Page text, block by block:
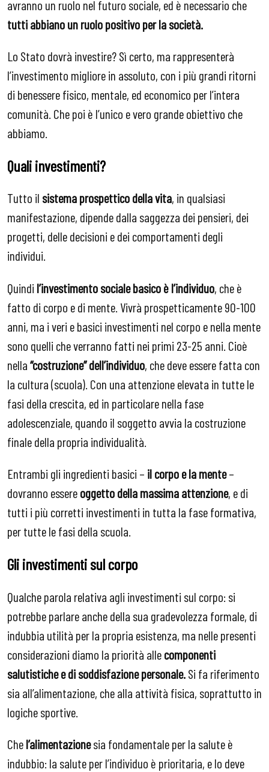
avranno un ruolo nel futuro sociale, ed è necessario che
tutti abbiano un ruolo positivo per la società.
Lo Stato dovrà investire? Sì certo, ma rappresenterà
l’investimento migliore in assoluto, con i più grandi ritorni
di benessere fisico, mentale, ed economico per l’intera
comunità. Che poi è l’unico e vero grande obiettivo che
abbiamo.
Quali investimenti?
Tutto il sistema prospettico della vita, in qualsiasi
manifestazione, dipende dalla saggezza dei pensieri, dei
progetti, delle decisioni e dei comportamenti degli
individui.
Quindi l’investimento sociale basico è l’individuo, che è
fatto di corpo e di mente. Vivrà prospetticamente 90-100
anni, ma i veri e basici investimenti nel corpo e nella mente
sono quelli che verranno fatti nei primi 23-25 anni. Cioè
nella“costruzione” dell’individuo, che deve essere fatta con
la cultura (scuola). Con una attenzione elevata in tutte le
fasi della crescita, ed in particolare nella fase
adolescenziale, quando il soggetto avvia la costruzione
finale della propria individualità.
Entrambi gli ingredienti basici – il corpo e la mente–
dovranno essereoggetto della massima attenzione, e di
tutti i più corretti investimenti in tutta la fase formativa,
per tutte le fasi della scuola.
Gli investimenti sul corpo
Qualche parola relativa agli investimenti sul corpo: si
potrebbe parlare anche della sua gradevolezza formale, di
indubbia utilità per la propria esistenza, ma nelle presenti
considerazioni diamo la priorità allecomponenti
salutistiche e di soddisfazione personale.Si fa riferimento
sia all’alimentazione, che alla attività fisica, soprattutto in
logiche sportive.
Chel’alimentazionesia fondamentale per la salute è
indubbio: la salute per l’individuo è prioritaria, e lo deve